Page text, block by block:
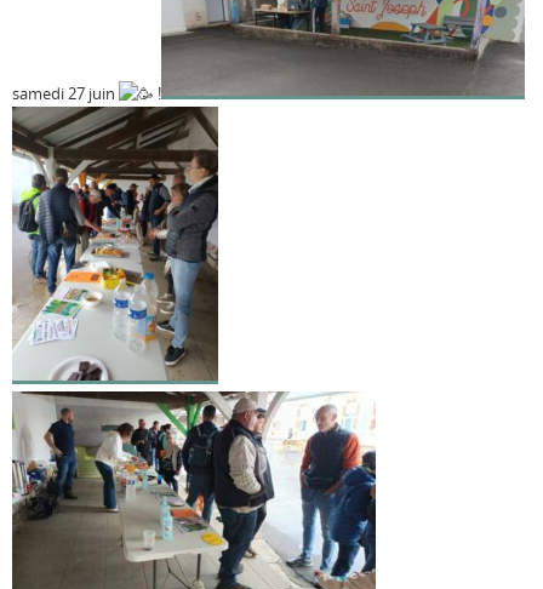
samedi 27 juin !